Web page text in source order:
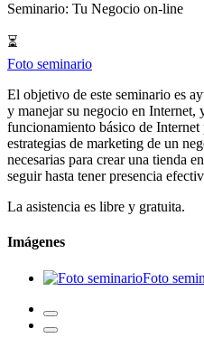
Seminario: Tu Negocio on-line
⏳
Foto seminario
El objetivo de este seminario es
y manejar su negocio en Internet,
funcionamiento básico de Internet
estrategias de marketing de un
necesarias para crear una tienda
seguir hasta tener presencia
La asistencia es libre y gratuita.
Imágenes
Foto